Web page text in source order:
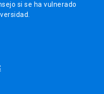
si se ha vulnerado